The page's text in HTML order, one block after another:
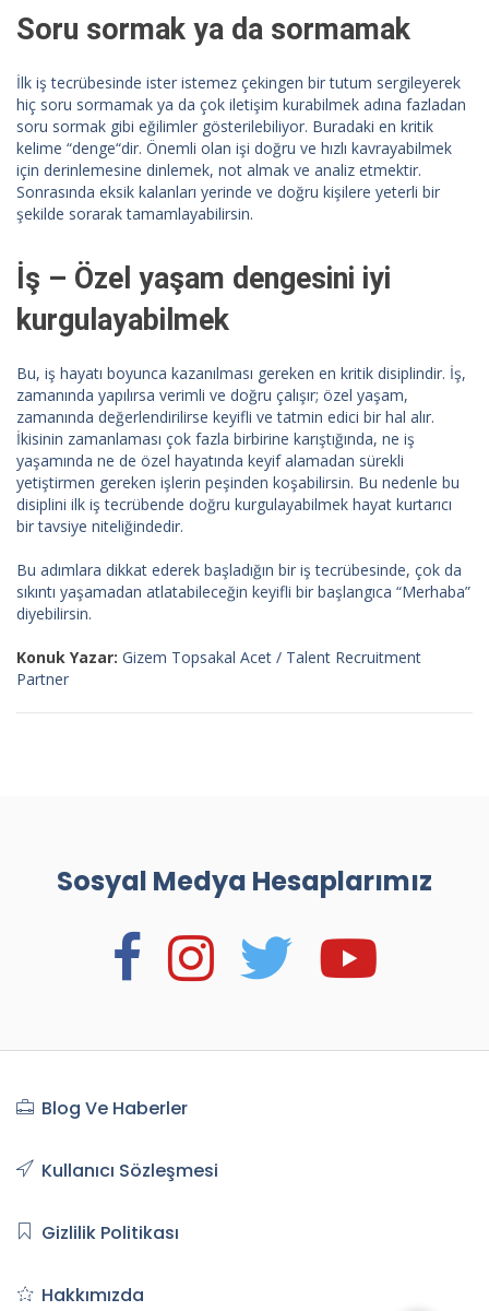
Soru sormak ya da sormamak
İlk iş tecrübesinde ister istemez çekingen bir tutum sergileyerek
hiç soru sormamak ya da çok iletişim kurabilmek adına fazladan
soru sormak gibi eğilimler gösterilebiliyor. Buradaki en kritik
kelime “denge“dir. Önemli olan işi doğru ve hızlı kavrayabilmek
için derinlemesine dinlemek, not almak ve analiz etmektir.
Sonrasında eksik kalanları yerinde ve doğru kişilere yeterli bir
şekilde sorarak tamamlayabilirsin.
İş – Özel yaşam dengesini iyi
kurgulayabilmek
Bu, iş hayatı boyunca kazanılması gereken en kritik disiplindir. İş,
zamanında yapılırsa verimli ve doğru çalışır; özel yaşam,
zamanında değerlendirilirse keyifli ve tatmin edici bir hal alır.
İkisinin zamanlaması çok fazla birbirine karıştığında, ne iş
yaşamında ne de özel hayatında keyif alamadan sürekli
yetiştirmen gereken işlerin peşinden koşabilirsin. Bu nedenle bu
disiplini ilk iş tecrübende doğru kurgulayabilmek hayat kurtarıcı
bir tavsiye niteliğindedir.
Bu adımlara dikkat ederek başladığın bir iş tecrübesinde, çok da
sıkıntı yaşamadan atlatabileceğin keyifli bir başlangıca “Merhaba”
diyebilirsin.
Konuk Yazar: Gizem Topsakal Acet / Talent Recruitment
Partner
Sosyal Medya Hesaplarımız
Blog Ve Haberler
Kullanıcı Sözleşmesi
Gizlilik Politikası
Hakkımızda